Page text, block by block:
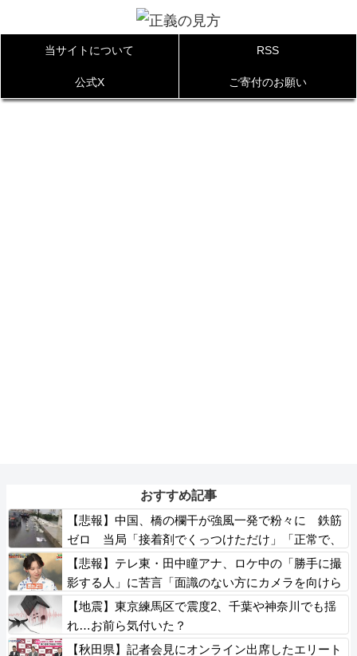
当サイトについて RSS
公式X ご寄付のお願い
おすすめ記事
【悲報】中国、橋の欄干が強風一発で粉々に 鉄筋
ゼロ 当局「接着剤でくっつけただけ」「正常で、
品質問題はない」
【悲報】テレ東・田中瞳アナ、ロケ中の「勝手に撮
影する人」に苦言「面識のない方にカメラを向けら
れるのは恐怖」
【地震】東京練馬区で震度2、千葉や神奈川でも揺
れ…お前ら気付いた？
【秋田県】記者会見にオンライン出席したエリート